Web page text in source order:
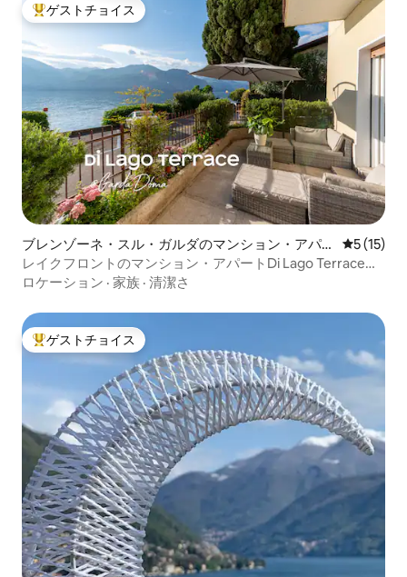
大好評のゲストチョイスです。
ゲストチョイス
ブレンゾーネ・スル・ガルダのマンション・アパー
ト
レビュー
5 (15)
レイクフロントのマンション・アパートDi Lago Terrace
@GardaDoma
ロケーション · 家族 · 清潔さ
大好評のゲストチョイスです。
ゲストチョイス